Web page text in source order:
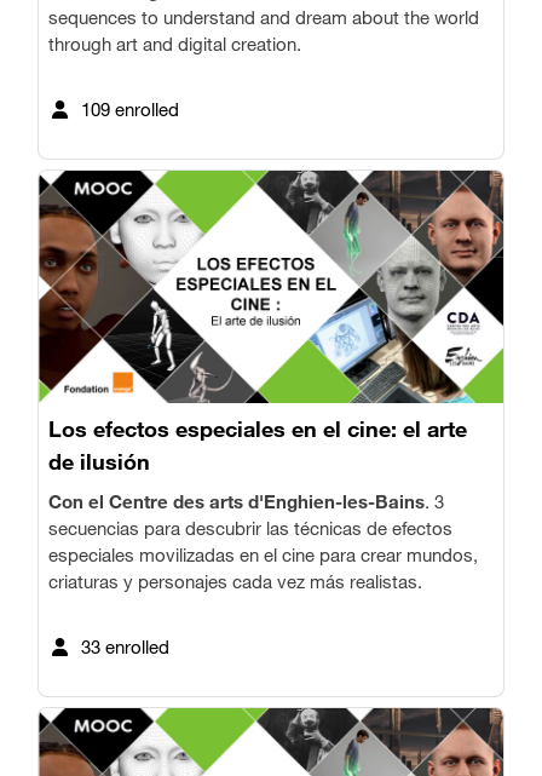
sequences to understand and dream about the world
through art and digital creation.
109 enrolled
Los efectos especiales en el cine: el arte
de ilusión
Con el Centre des arts d'Enghien-les-Bains. 3
secuencias para descubrir las técnicas de efectos
especiales movilizadas en el cine para crear mundos,
criaturas y personajes cada vez más realistas.
33 enrolled